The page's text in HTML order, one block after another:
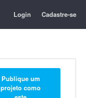
Login Cadastre-se
Publique um
projeto como